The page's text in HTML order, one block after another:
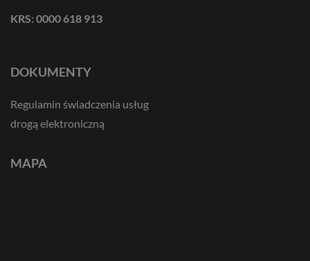
KRS: 0000 618 913
DOKUMENTY
Regulamin świadczenia usług
drogą elektroniczną
MAPA